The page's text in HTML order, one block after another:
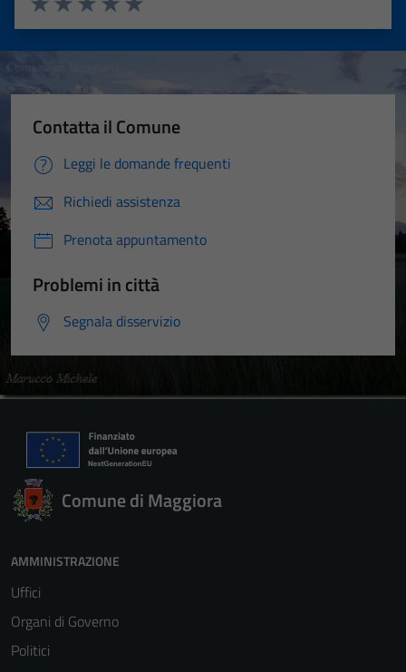
Valuta 5 stelle su 5
Valuta 4 stelle su 5
Valuta 3 stelle su 5
Valuta 2 stelle su 5
Valuta 1 stelle su 5
Contatta il Comune
Leggi le domande frequenti
Richiedi assistenza
Prenota appuntamento
Problemi in città
Segnala disservizio
Comune di Maggiora
AMMINISTRAZIONE
Uffici
Organi di Governo
Politici